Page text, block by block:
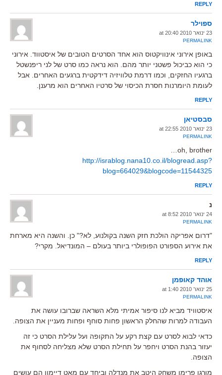
REPLY
ספוילר
23 ינואר 2010 at 20:40
PERMALINK
באופן אירוני אינוויקטוס הוא אחד הסרטים הטובים של איסטווד. אירוני
כי הוא כביכול פשטני יותר מהם. הוא נראה כמו סרט של לני ריפנשטל
ברגעיו החזקים, וכמו דרמת טלוויזיה דידקטית ברגעים האחרים. אבל
לעומת היומרנות חסרת הכיסוי של סרטיו האחרים הוא מרענן.
REPLY
סבסטיאן
23 ינואר 2010 at 22:55
PERMALINK
oh, brother…
http://israblog.nana10.co.il/blogread.asp?
blog=664029&blogcode=11544325
REPLY
נ
24 ינואר 2010 at 8:52
PERMALINK
"דרום אפריקה הולכת חזק השנה בקולנוע, לא?" כן. והשנה היא מארחת
את אירוע הספורט הפופולרי ביותר בעולם – המונדיאל. מקרי?
REPLY
אוהד קאופמן
25 ינואר 2010 at 1:40
PERMALINK
איסטוויד מביא לנו סיפור אמיתי מלא השראה שברובו עושה את
העבודה למרות שהחלק הראשון פחות סוחף ופחות מעניין את הצופה.
כדאי לבוא לסרט עם קצת רקע על התקופה ועל עלילת הסרט כי זה
יעזור בהנת הסרט ויחפר על תחילת הסרט שלא מצליחה לסחוף את
הצופה.
מורגן פרימן משחק היטב את מנדלה וביחד עם מאט דיימון הם עושים